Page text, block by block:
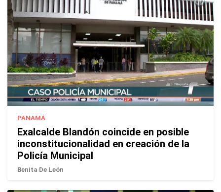
PANAMÁ
Exalcalde Blandón coincide en posible
inconstitucionalidad en creación de la
Policía Municipal
Benita De León